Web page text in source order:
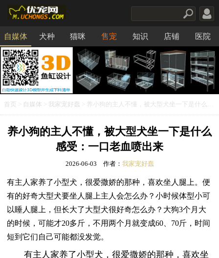
自媒体 犬种 猫咪 售宠 知识 店铺 医院
食品
首页 自媒体 我家宠好蠢 > 养小狗的主人不懂，被大型犬坐一下是什么感受：一口老血喷出来
养小狗的主人不懂，被大型犬坐一下是什么
感受：一口老血喷出来
2026-06-03 作者： 我家宠好蠢
有主人家养了小型犬，很爱撒娇的那种，喜欢坐人腿上。便
有的好奇大型犬要坐人腿上主人会怎么办？小时候体型小可
以睡人腿上，但长大了大型犬很好奇怎么办？大狗3个月大
的时候，可能才20多斤，不用两个月就变成60、70斤，时间
短到它们自己可能都没发觉。
有主人家养了小型犬，很爱撒娇的那种，喜欢坐